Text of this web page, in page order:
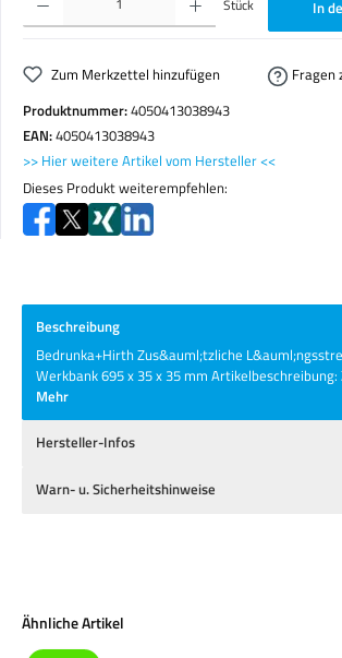
Stück In
Zum Merkzettel hinzufügen
Fragen
Produktnummer:4050413038943
EAN:4050413038943
>> Hier weitere Artikel vom Hersteller <<
Dieses Produkt weiterempfehlen:
Beschreibung
Bedrunka+Hirth Zus&auml;tzliche
Werkbank 695 x 35 x 35 mm
Mehr
Hersteller-Infos
Warn- u. Sicherheitshinweise
Produktgalerie überspringen
Ähnliche Artikel